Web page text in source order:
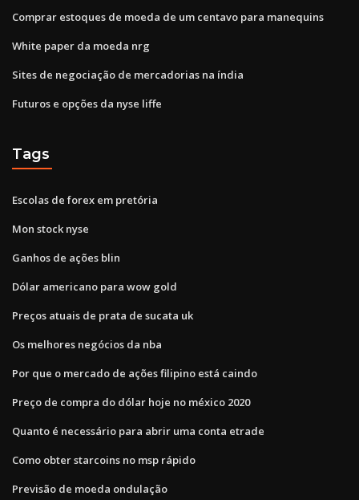
Comprar estoques de moeda de um centavo para manequins
White paper da moeda nrg
Sites de negociação de mercadorias na índia
Futuros e opções da nyse liffe
Tags
Escolas de forex em pretória
Mon stock nyse
Ganhos de ações blin
Dólar americano para wow gold
Preços atuais de prata de sucata uk
Os melhores negócios da nba
Por que o mercado de ações filipino está caindo
Preço de compra do dólar hoje no méxico 2020
Quanto é necessário para abrir uma conta etrade
Como obter starcoins no msp rápido
Previsão de moeda ondulação